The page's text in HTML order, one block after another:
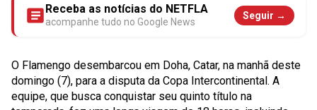
Receba as notícias do NETFLA
acompanhe tudo no Google News
Seguir →
O Flamengo desembarcou em Doha, Catar, na manhã deste
domingo (7), para a disputa da Copa Intercontinental. A
equipe, que busca conquistar seu quinto título na